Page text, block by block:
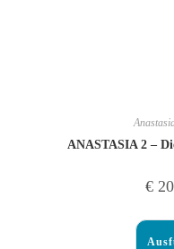
ANASTASIA 2 –
€